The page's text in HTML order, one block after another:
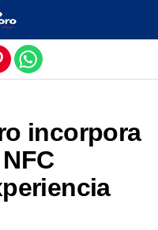
incorpora
móvil